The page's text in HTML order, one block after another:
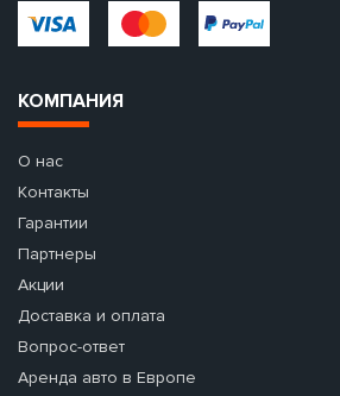
КОМПАНИЯ
О нас
Контакты
Гарантии
Партнеры
Акции
Доставка и оплата
Вопрос-ответ
Аренда авто в Европе